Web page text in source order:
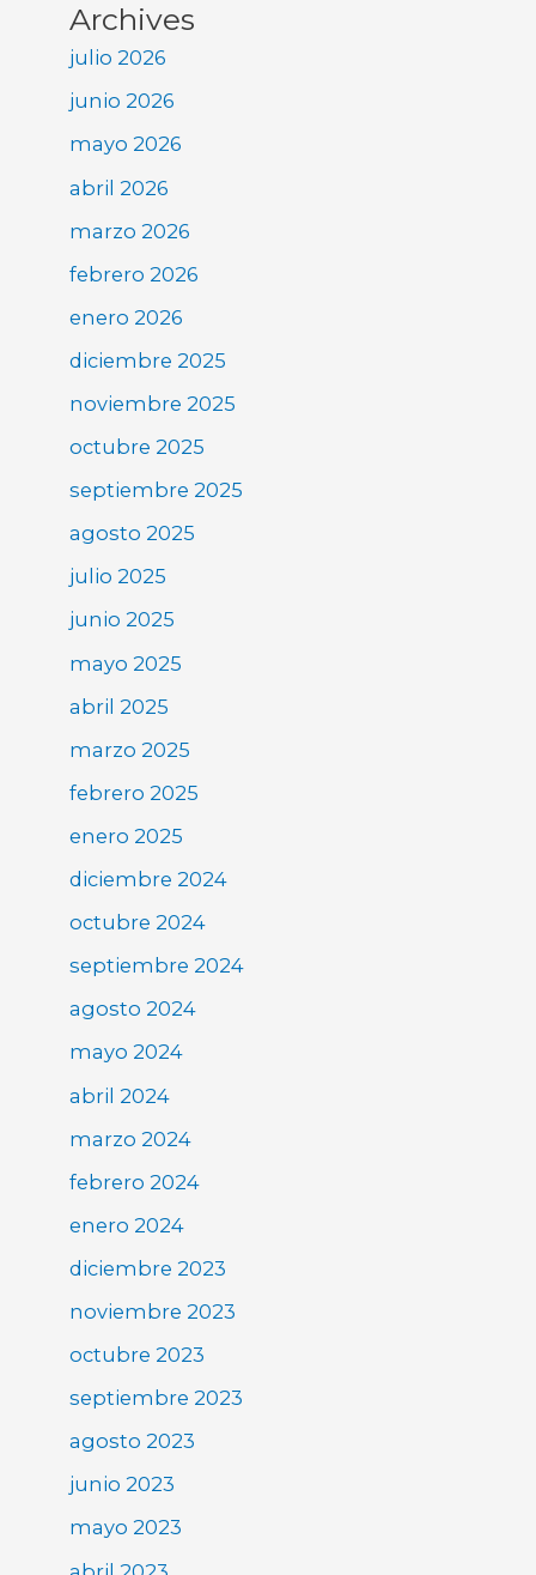
Archives
julio 2026
junio 2026
mayo 2026
abril 2026
marzo 2026
febrero 2026
enero 2026
diciembre 2025
noviembre 2025
octubre 2025
septiembre 2025
agosto 2025
julio 2025
junio 2025
mayo 2025
abril 2025
marzo 2025
febrero 2025
enero 2025
diciembre 2024
octubre 2024
septiembre 2024
agosto 2024
mayo 2024
abril 2024
marzo 2024
febrero 2024
enero 2024
diciembre 2023
noviembre 2023
octubre 2023
septiembre 2023
agosto 2023
junio 2023
mayo 2023